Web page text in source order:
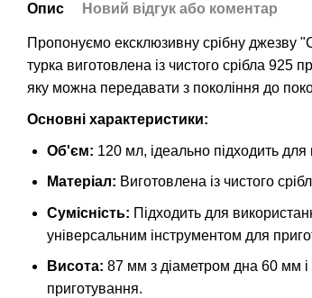
Опис Новий відгук або коментар
Пропонуємо ексклюзивну срібну джезву
турка виготовлена із чистого срібла 925
яку можна передавати з покоління до
Основні характеристики:
Об'єм: 120 мл, ідеально підходить
Матеріал: Виготовлена із чистого
Сумісність: Підходить для
універсальним інструментом для
Висота: 87 мм з діаметром дна 60 мм і
приготування.